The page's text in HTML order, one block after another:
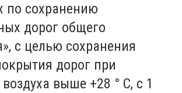
по сохранению
дорог общего
с целью сохранения
дорог при
выше +28 ° С, с 1